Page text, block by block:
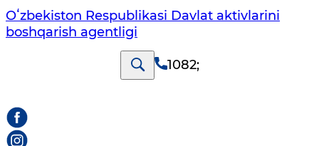
Oʻzbekiston Respublikasi Davlat aktivlarini
boshqarish agentligi
1082;